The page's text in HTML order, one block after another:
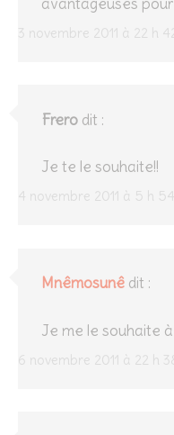
3 novembre 2011 à 22 h
Frero dit :
4 novembre 2011 à 5 h
Je te le souhaite!!
Mnêmosunê dit :
6 novembre 2011 à 22 h
Je me le souhaite